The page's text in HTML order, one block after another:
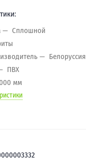
Сплошной
Белоруссия
ПВХ
мм